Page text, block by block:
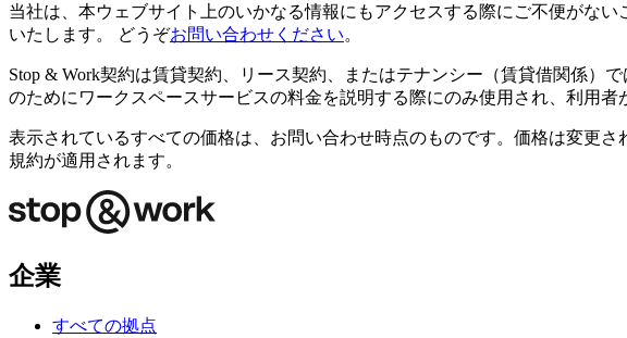
当社は、本ウェブサイト上のいかなる情報にもアクセスする際にご不便がな
いたします。 どうぞお問い合わせください。
Stop & Work契約は賃貸契約、リース契約、またはテナンシー（賃貸借関係）で
のためにワークスペースサービスの料金を説明する際にのみ使用され、利用
表示されているすべての価格は、お問い合わせ時点のものです。価格は変更
規約が適用されます。
企業
すべての拠点